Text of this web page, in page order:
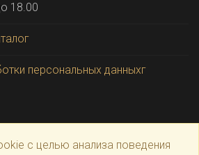
18.00
персональных данныхг
с целью анализа поведения